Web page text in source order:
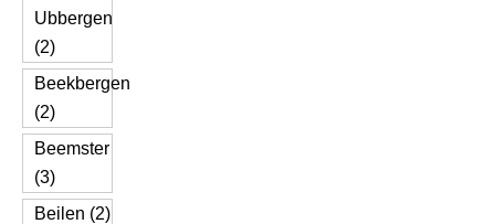
Ubbergen
(2)
Beekbergen
(2)
Beemster
(3)
Beilen (2)